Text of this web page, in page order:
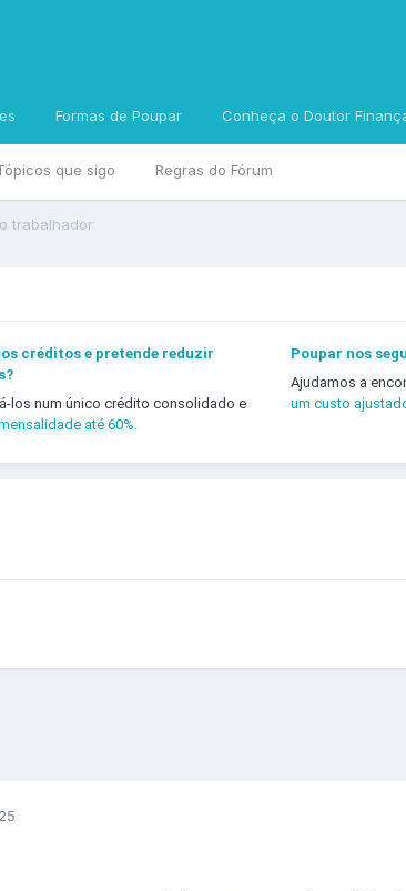
que sigo Regras do Fórum
Formas de Poupar Conheça o Doutor
trabalhador
créditos e pretende reduzir
los num único crédito consolidado e
até 60%.
Poupar nos
Ajudamos a
um custo